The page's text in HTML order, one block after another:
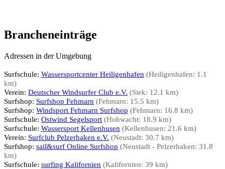
Brancheneinträge
Adressen in der Umgebung
Surfschule: Wassersportcenter Heiligenhafen (Heiligenhafen: 1.1
km)
Verein: Deutscher Windsurfer Club e.V. (Siek: 12.1 km)
Surfshop: Surfshop Fehmarn (Fehmarn: 15.5 km)
Surfshop: Windsport Fehmarn Surfshop (Fehmarn: 16.8 km)
Surfschule: Ostwind Segelsport (Hohwacht: 18.9 km)
Surfschule: Wassersport Kellenhusen (Kellenhusen: 21.6 km)
Verein: Surfclub Pelzerhaken e.V. (Neustadt: 30.7 km)
Surfshop: sail&surf Online Surfshop (Neustadt - Pelzerhaken: 31.8
km)
Surfschule: surfing Kalifornien (Kalifornien: 39 km)